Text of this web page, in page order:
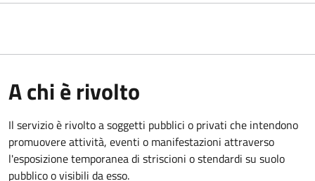
A chi è rivolto
Il servizio è rivolto a soggetti pubblici o privati che intendono
promuovere attività, eventi o manifestazioni attraverso
l'esposizione temporanea di striscioni o stendardi su suolo
pubblico o visibili da esso.